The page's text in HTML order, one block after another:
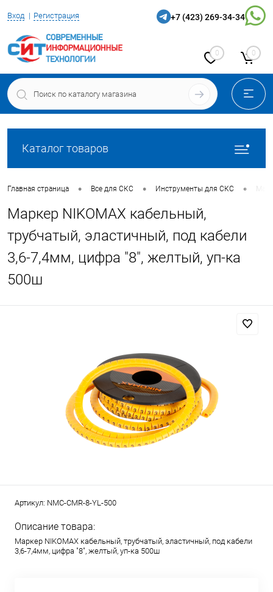
Вход Регистрация +7 (423) 269-34-34
0 0
Каталог товаров
Главная страница • Все для СКС • Инструменты для СКС •
Маркер NIKOMAX кабельный,
трубчатый, эластичный, под кабели
3,6-7,4мм, цифра "8", желтый, уп-ка
500ш
Артикул: NMC-CMR-8-YL-500
Описание товара:
Маркер NIKOMAX кабельный, трубчатый, эластичный, под кабели
3,6-7,4мм, цифра "8", желтый, уп-ка 500ш